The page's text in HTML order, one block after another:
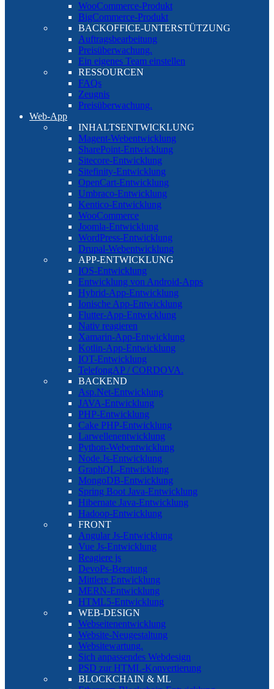
WooCommerce-Produkt
BigCommerce-Produkt
BACKOFFICE-UNTERSTÜTZUNG
Auftragsbearbeitung
Preisüberwachung.
Ein eigenes Team einstellen
RESSOURCEN
FAQs
Zeugnis
Preisüberwachung.
Web-App
INHALTSENTWICKLUNG
Magent-Webentwicklung
SharePoint-Entwicklung
Sitecore-Entwicklung
Sitefinity-Entwicklung
OpenCart-Entwicklung
Umbraco-Entwicklung
Kentico-Entwicklung
WooCommerce
Joomla-Entwicklung
WordPress-Entwicklung
Drupal-Webentwicklung
APP-ENTWICKLUNG
IOS-Entwicklung
Entwicklung von Android-Apps
Hybrid-App-Entwicklung
Ionische App-Entwicklung
Flutter-App-Entwicklung
Nativ reagieren
Xamarin-App-Entwicklung
Kotlin-App-Entwicklung
IOT-Entwicklung
TelefongAP / CORDOVA.
BACKEND
Asp.Net-Entwicklung
JAVA-Entwicklung
PHP-Entwicklung
Cake PHP-Entwicklung
Larwellenentwicklung
Python-Webentwicklung
Node.Js-Entwicklung
GraphQL-Entwicklung
MongoDB-Entwicklung
Spring Boot Java-Entwicklung
Hibernate Java-Entwicklung
Hadoop-Entwicklung
FRONT
Angular Js-Entwicklung
Vue Js-Entwicklung
Reagiere js
DevoPs-Beratung
Mittlere Entwicklung
MERN-Entwicklung
HTML5-Entwicklung
WEB-DESIGN
Webseitenentwicklung
Website-Neugestaltung
Websitewartung.
Sich anpassendes Webdesign
PSD zur HTML-Konvertierung
BLOCKCHAIN & ML